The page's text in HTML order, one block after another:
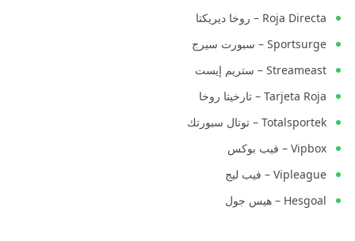
Roja Directa – روخا ديريكتا
Sportsurge – سبورت سيرج
Streameast – ستريم إيست
Tarjeta Roja – تارخيتا روخا
Totalsportek – توتال سبورتك
Vipbox – فيب بوكس
Vipleague – فيب ليج
Hesgoal – هيس جول